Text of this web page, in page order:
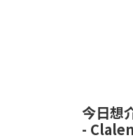
今日想
-